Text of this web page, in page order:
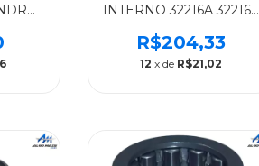
OM926LA
INTERNO 32216A 32216F
FERSA 331L/LPK/LPS -
0009817205
R$204,33
12 x de R$21,02